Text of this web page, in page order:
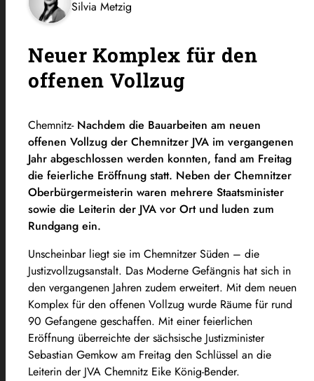
Silvia Metzig
Neuer Komplex für den
offenen Vollzug
Chemnitz- Nachdem die Bauarbeiten am neuen
offenen Vollzug der Chemnitzer JVA im vergangenen
Jahr abgeschlossen werden konnten, fand am Freitag
die feierliche Eröffnung statt. Neben der Chemnitzer
Oberbürgermeisterin waren mehrere Staatsminister
sowie die Leiterin der JVA vor Ort und luden zum
Rundgang ein.
Unscheinbar liegt sie im Chemnitzer Süden – die
Justizvollzugsanstalt. Das Moderne Gefängnis hat sich in
den vergangenen Jahren zudem erweitert. Mit dem neuen
Komplex für den offenen Vollzug wurde Räume für rund
90 Gefangene geschaffen. Mit einer feierlichen
Eröffnung überreichte der sächsische Justizminister
Sebastian Gemkow am Freitag den Schlüssel an die
Leiterin der JVA Chemnitz Eike König-Bender.